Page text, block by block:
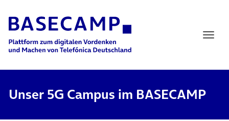
Main Navigation
Unser 5G Campus im BASECAMP